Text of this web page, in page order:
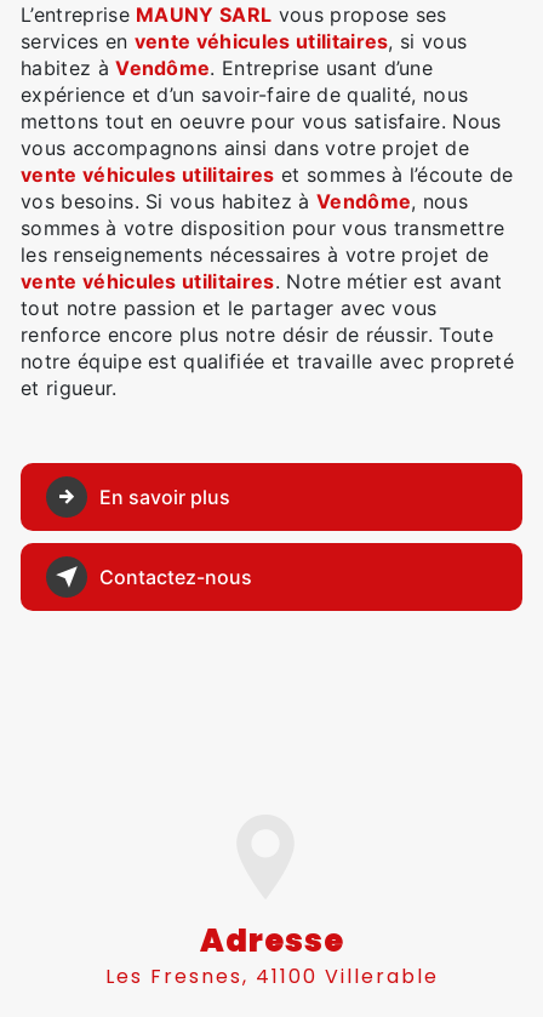
L’entreprise MAUNY SARL vous propose ses
services en vente véhicules utilitaires, si vous
habitez àVendôme. Entreprise usant d’une
expérience et d’un savoir-faire de qualité, nous
mettons tout en oeuvre pour vous satisfaire. Nous
vous accompagnons ainsi dans votre projet de
vente véhicules utilitaires et sommes à l’écoute de
vos besoins. Si vous habitez à Vendôme, nous
sommes à votre disposition pour vous transmettre
les renseignements nécessaires à votre projet de
vente véhicules utilitaires. Notre métier est avant
tout notre passion et le partager avec vous
renforce encore plus notre désir de réussir. Toute
notre équipe est qualifiée et travaille avec propreté
et rigueur.
En savoir plus
Contactez-nous
Adresse
Les Fresnes, 41100 Villerable